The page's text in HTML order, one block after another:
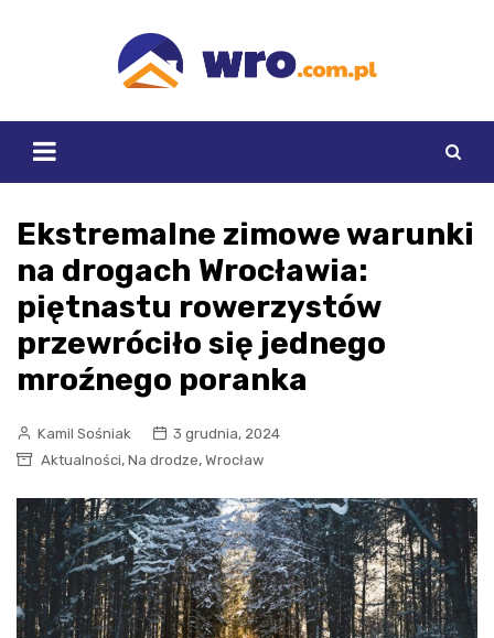
Ekstremalne zimowe warunki
na drogach Wrocławia:
piętnastu rowerzystów
przewróciło się jednego
mroźnego poranka
Kamil Sośniak
3 grudnia, 2024
Aktualności, Na drodze, Wrocław